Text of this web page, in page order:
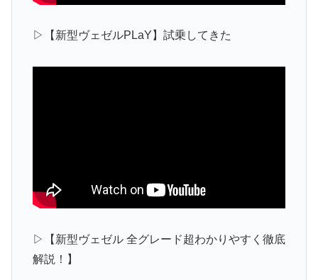
▷【新型ヴェゼルPLaY】試乗してきた
▷【新型ヴェゼル 全グレード超わかりやすく徹底
解説！】